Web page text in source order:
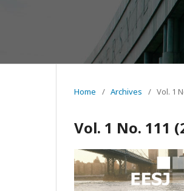
Home / Archives / Vol. 1
Vol. 1 No. 111